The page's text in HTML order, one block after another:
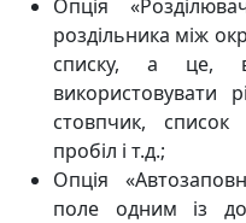
Опція
роздільника між
списку, а це,
використовувати
стовпчик,
пробіл і т.д.;
Опція
поле одним із